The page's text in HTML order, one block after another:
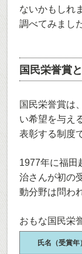
ないかもしれ
調べてみまし
国民栄誉賞
国民栄誉賞は
い希望を与え
表彰する制度
1977年に福田
治さんが初の
動分野は問わ
おもな国民栄
氏名（受賞年